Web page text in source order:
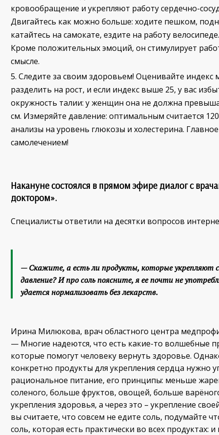
кровообращение и укрепляют работу сердечно-
Двигайтесь как можно больше: ходите пешком,
катайтесь на самокате, ездите на работу
Кроме положительных эмоций, он стимулирует
смысле.
Следите за своим здоровьем! Оценивайте индекс
разделить на рост, и если индекс выше 25, у вас
окружность талии: у женщин она не должна
см. Измеряйте давление: оптимальным считается
анализы на уровень глюкозы и холестерина.
самолечением!
Накануне состоялся в прямом эфире диалог с
доктором».
Специалисты ответили на десятки вопросов
— Скажите, а есть ли продукты, которые укрепляют
давление? И про соль поясните, я ее почти не
удается нормализовать без лекарств.
Ирина Милюкова, врач областного центра
— Многие надеются, что есть какие-то волшебные
которые помогут человеку вернуть здоровье.
конкретно продукты для укрепления сердца нужно
рациональное питание, его принципы: меньше
соленого, больше фруктов, овощей, больше
укрепления здоровья, а через это – укрепление
вы считаете, что совсем не едите соль, подумайте
соль, которая есть практически во всех продуктах: